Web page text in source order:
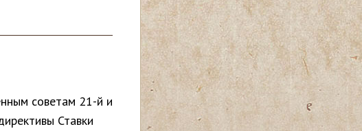
советам 21-й и
Ставки